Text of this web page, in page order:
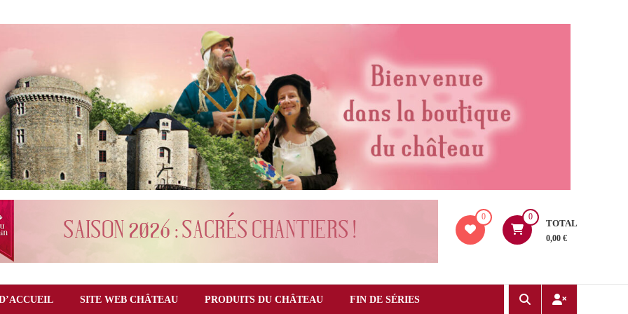
0 0
TOTAL
0,00 €
SITE WEB CHÂTEAU PRODUITS DU CHÂTEAU FIN DE SÉRIES